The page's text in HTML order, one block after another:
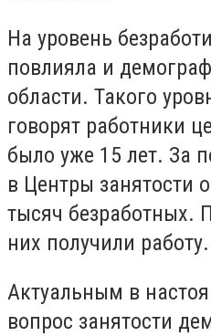
На уровень
повлияла и
области. Такого
говорят работники
было уже 15 лет. За
в Центры занятости
тысяч безработных.
них получили работу.
Актуальным в
вопрос занятости